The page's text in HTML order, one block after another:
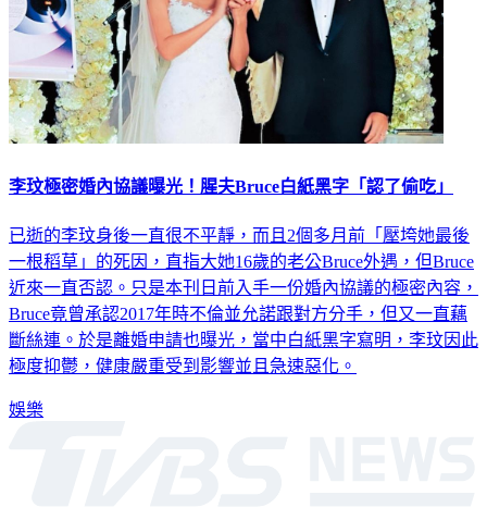
李玟極密婚內協議曝光！腥夫Bruce白紙黑字「認了偷吃」
已逝的李玟身後一直很不平靜，而且2個多月前「壓垮她最後
一根稻草」的死因，直指大她16歲的老公Bruce外遇，但Bruce
近來一直否認。只是本刊日前入手一份婚內協議的極密內容，
Bruce竟曾承認2017年時不倫並允諾跟對方分手，但又一直藕
斷絲連。於是離婚申請也曝光，當中白紙黑字寫明，李玟因此
極度抑鬱，健康嚴重受到影響並且急速惡化。
娛樂